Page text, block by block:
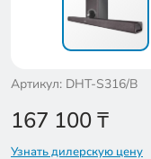
Артикул: DHT-S316/B
167 100₸
Узнать дилерскую цену